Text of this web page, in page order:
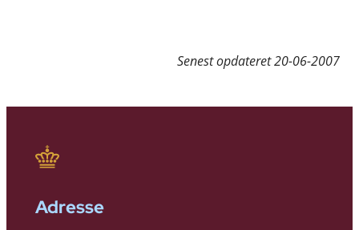
Senest opdateret20-06-2007
Adresse